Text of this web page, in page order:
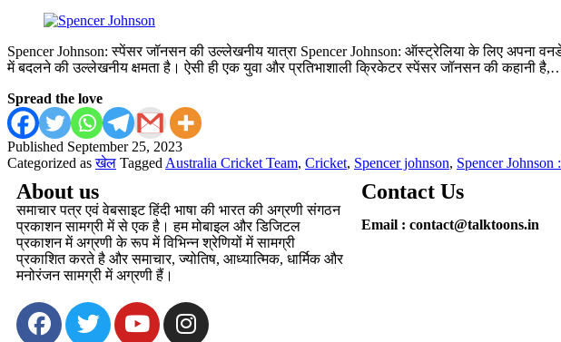
Spencer Johnson: स्पेंसर जॉनसन की उल्लेखनीय यात्रा Spencer Johnson: ऑस्ट्रेलिया के लिए अपना
में बदलने की उल्लेखनीय क्षमता है। ऐसी ही एक युवा और प्रतिभाशाली क्रिकेटर स्पेंसर जॉनसन की कहानी
Spread the love
Published September 25, 2023
Categorized asखेल Tagged Australia Cricket Team, Cricket, Spencer johnson, Spencer
About us
समाचार पत्र एवं वेबसाइट हिंदी भाषा की भारत की अग्रणी संगठन
प्रकाशन सामग्री में से एक है। हम मोबाइल और डिजिटल
प्रकाशन में अग्रणी के रूप में विभिन्न श्रेणियों में सामग्री
प्रकाशित करते है और समाचार, ज्योतिष, आध्यात्मिक, धार्मिक और
मनोरंजन सामग्री में अग्रणी हैं।
Contact Us
Email : contact@talktoons.in